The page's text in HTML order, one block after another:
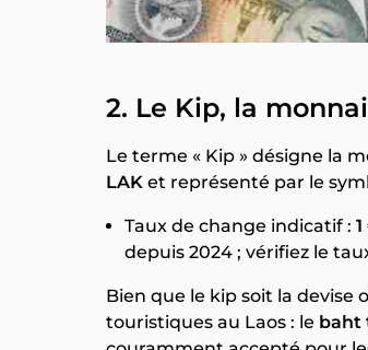
2. Le Kip, la
Le terme « Kip » désigne la
LAK et représenté par le
Taux de change indicatif :
depuis 2024 ; vérifiez le
Bien que le kip soit la devise
touristiques au Laos : le baht